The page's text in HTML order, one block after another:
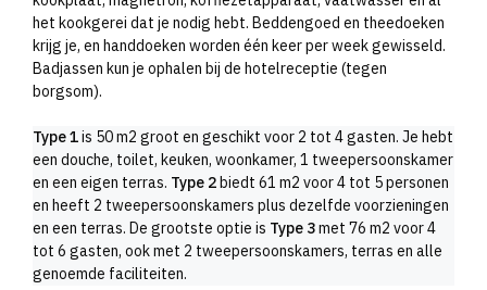
het kookgerei dat je nodig hebt. Beddengoed en theedoeken
krijg je, en handdoeken worden één keer per week gewisseld.
Badjassen kun je ophalen bij de hotelreceptie (tegen
borgsom).
Type 1is 50 m2 groot en geschikt voor 2 tot 4 gasten. Je hebt
een douche, toilet, keuken, woonkamer, 1 tweepersoonskamer
en een eigen terras. Type 2 biedt 61 m2 voor 4 tot 5 personen
en heeft 2 tweepersoonskamers plus dezelfde voorzieningen
en een terras. De grootste optie is Type 3met 76 m2 voor 4
tot 6 gasten, ook met 2 tweepersoonskamers, terras en alle
genoemde faciliteiten.